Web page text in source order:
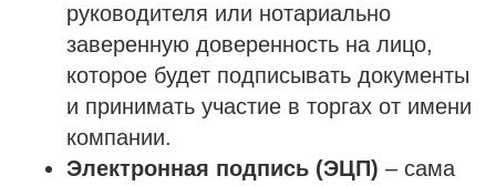
руководителя или нотариально
заверенную доверенность на лицо,
которое будет подписывать документы
и принимать участие в торгах от имени
компании.
Электронная подпись (ЭЦП) – сама